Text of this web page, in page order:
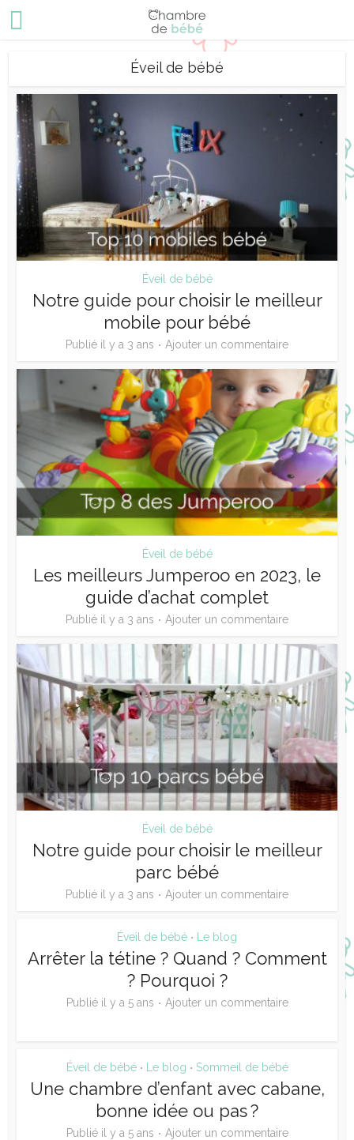
Éveil de bébé
Éveil de bébé
Notre guide pour choisir le meilleur
mobile pour bébé
Publié il y a 3 ans Ajouter un commentaire
Éveil de bébé
Les meilleurs Jumperoo en 2023, le
guide d’achat complet
Publié il y a 3 ans Ajouter un commentaire
Éveil de bébé
Notre guide pour choisir le meilleur
parc bébé
Publié il y a 3 ans Ajouter un commentaire
Éveil de bébé • Le blog
Arrêter la tétine ? Quand ? Comment
? Pourquoi ?
Publié il y a 5 ans Ajouter un commentaire
Éveil de bébé • Le blog • Sommeil de bébé
Une chambre d’enfant avec cabane,
bonne idée ou pas ?
Publié il y a 5 ans Ajouter un commentaire